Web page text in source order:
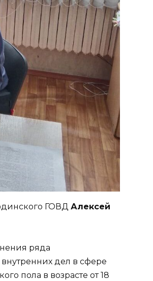
ГОВД Алексей
ряда
дел в сфере
пола в возрасте от 18